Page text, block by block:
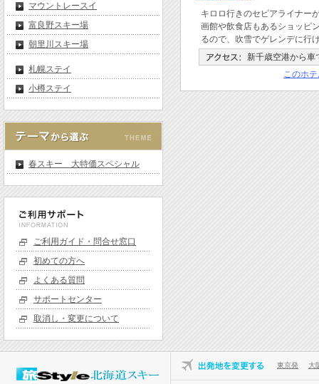
キロロ行きのセピアライナー
画館や飲食店もあるショッピ
るので、吹雪でゲレンデに行
新千歳空港から車
このホ
マウントレースイ
富良野スキー場
朝里川スキー場
札幌ステイ
小樽ステイ
春スキー 大特価スペシャル
ご利用ガイド・問合せ窓口
初めての方へ
よくある質問
サポートセンター
取消し・変更について
東京発 大